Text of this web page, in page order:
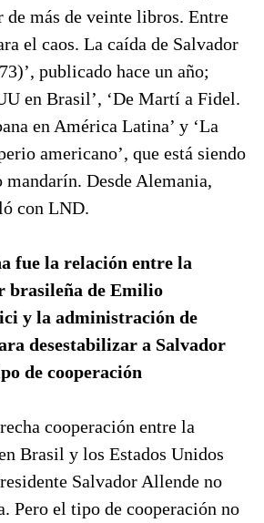
de más de veinte libros. Entre
el caos. La caída de Salvador
publicado hace un año;
en Brasil’, ‘De Martí a Fidel.
en América Latina’ y ‘La
americano’, que está siendo
Desde Alemania,
con LND.
fue la relación entre la
de Emilio
y la administración de
desestabilizar a Salvador
de cooperación
cooperación entre la
Brasil y los Estados Unidos
Salvador Allende no
Pero el tipo de cooperación no